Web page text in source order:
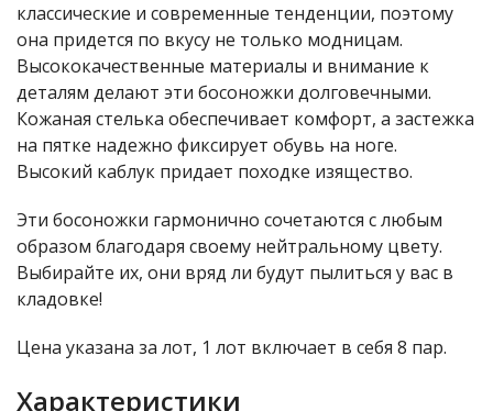
классические и современные тенденции, поэтому
она придется по вкусу не только модницам.
Высококачественные материалы и внимание к
деталям делают эти босоножки долговечными.
Кожаная стелька обеспечивает комфорт, а застежка
на пятке надежно фиксирует обувь на ноге.
Высокий каблук придает походке изящество.
Эти босоножки гармонично сочетаются с любым
образом благодаря своему нейтральному цвету.
Выбирайте их, они вряд ли будут пылиться у вас в
кладовке!
Цена указана за лот, 1 лот включает в себя 8 пар.
Характеристики